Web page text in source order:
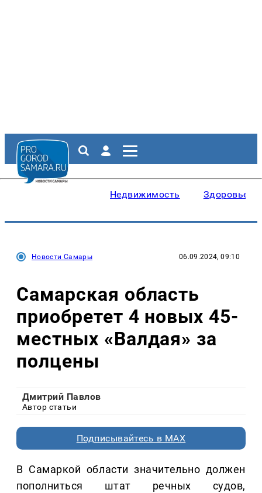
Недвижимость Здоровье
Новости Самары 06.09.2024, 09:10
Самарская область
приобретет 4 новых 45-
местных «Валдая» за
полцены
Дмитрий Павлов
Автор статьи
Подписывайтесь в MAX
В Самаркой области значительно должен
пополниться штат речных судов,